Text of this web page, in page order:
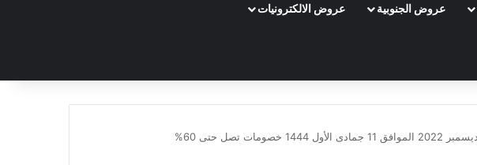
عروض الجنوبية عروض الالكترونيات